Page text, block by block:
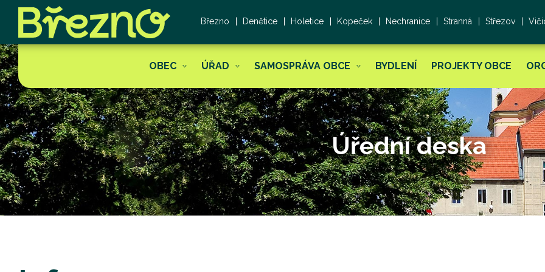
Březno Denětice Holetice Kopeček Nechranice Stranná Střezov
OBEC ÚŘAD SAMOSPRÁVA OBCE BYDLENÍ PROJEKTY OBCE
Úřední deska